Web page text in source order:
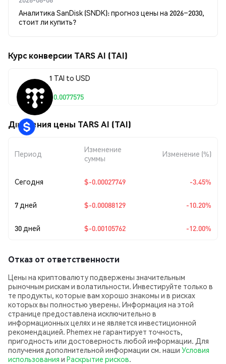
Аналитика SanDisk (SNDK): прогноз цены на 2026–2030,
стоит ли купить?
Курс конверсии TARS AI (TAI)
1 TAI to USD
$0.0077575
Движения цены TARS AI (TAI)
Период
Изменение
суммы
Изменение (%)
Сегодня $-0.00027749 -3.45%
7 дней $-0.00088129 -10.20%
30 дней $-0.00105762 -12.00%
Отказ от ответственности
Цены на криптовалюту подвержены значительным
рыночным рискам и волатильности. Инвестируйте только в
те продукты, которые вам хорошо знакомы и в рисках
которых вы полностью уверены. Информация на этой
странице предоставлена исключительно в
информационных целях и не является инвестиционной
рекомендацией. Phemex не гарантирует точность,
пригодность или достоверность любой информации. Для
получения дополнительной информации см. наши Условия
использования и Раскрытие рисков.